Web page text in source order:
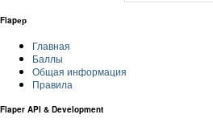
Flapер
Главная
Баллы
Общая информация
Правила
Flaper API & Development